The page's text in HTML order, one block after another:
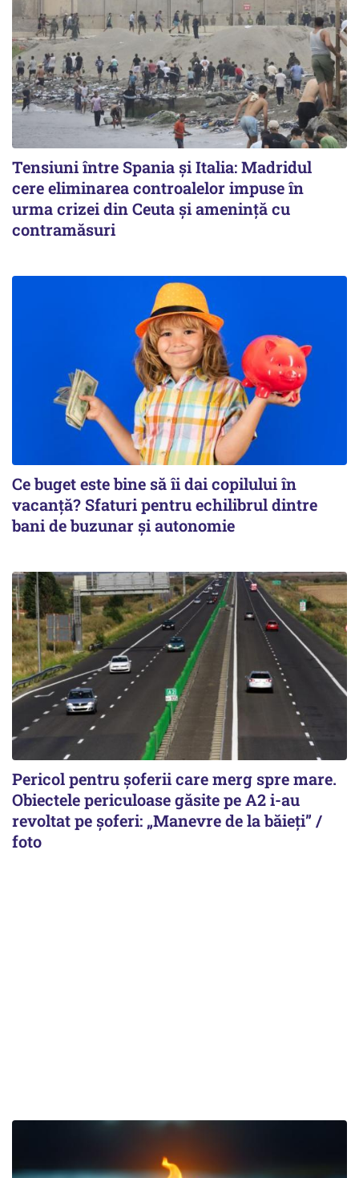
Tensiuni între Spania și Italia: Madridul
cere eliminarea controalelor impuse în
urma crizei din Ceuta și amenință cu
contramăsuri
Ce buget este bine să îi dai copilului în
vacanță? Sfaturi pentru echilibrul dintre
bani de buzunar și autonomie
Pericol pentru șoferii care merg spre mare.
Obiectele periculoase găsite pe A2 i-au
revoltat pe șoferi: „Manevre de la băieți” /
foto